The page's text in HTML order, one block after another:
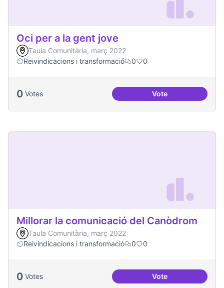
Oci per a la gent jove
Taula Comunitària, març 2022
Reivindicacions i transformació
0 0
0 Votes VoteOci per a la gent
Millorar la comunicació del Canòdrom
Taula Comunitària, març 2022
Reivindicacions i transformació
0 0
0 Votes VoteMillorar la